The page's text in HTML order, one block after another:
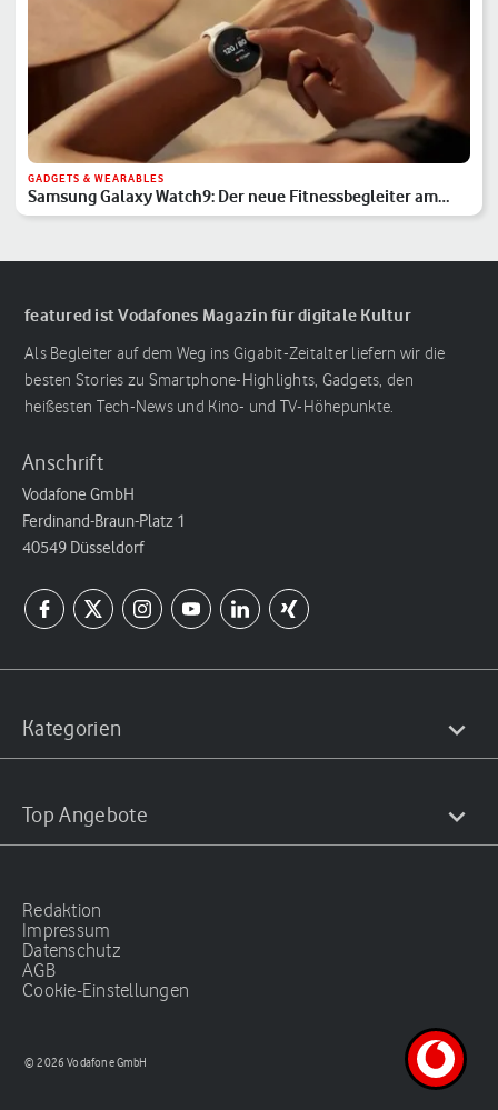
GADGETS & WEARABLES
Samsung Galaxy Watch9: Der neue Fitnessbegleiter am
Handgelenk
featured ist Vodafones Magazin für digitale Kultur
Als Begleiter auf dem Weg ins Gigabit-Zeitalter liefern wir die
besten Stories zu Smartphone-Highlights, Gadgets, den
heißesten Tech-News und Kino- und TV-Höhepunkte.
Anschrift
Vodafone GmbH
Ferdinand-Braun-Platz 1
40549 Düsseldorf
Kategorien
Top Angebote
Redaktion
Impressum
Datenschutz
AGB
Cookie-Einstellungen
© 2026 Vodafone GmbH